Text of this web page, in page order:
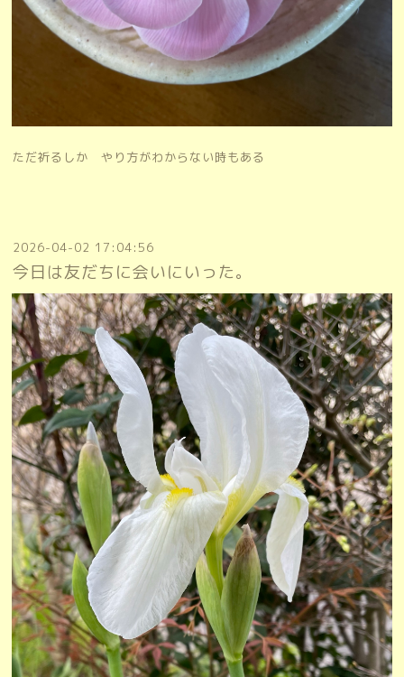
ただ祈るしか やり方がわからない時もある
2026-04-02 17:04:56
今日は友だちに会いにいった。